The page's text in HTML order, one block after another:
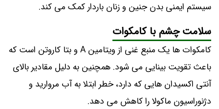
سیستم ایمنی بدن جنین و زنان باردار کمک می کند.
سلامت چشم با کامکوات
کامکوات ها یک منبع غنی از ویتامین A و بتا کاروتن است که
باعث تقویت بینایی می شود. همچنین به دلیل مقادیر بالای
آنتی اکسیدان هایی که دارد، خطر ابتلا به آب مروارید و
دژنوراسیون ماکولا را کاهش می دهد.